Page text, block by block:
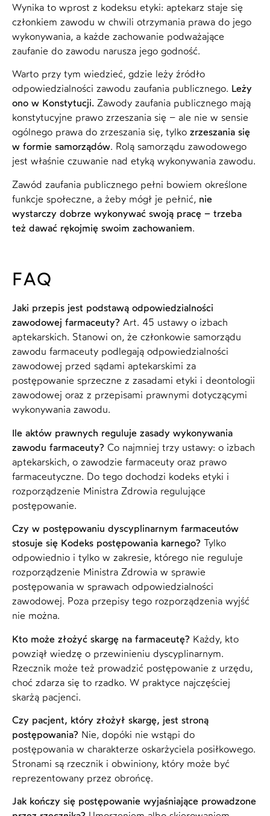
Wynika to wprost z kodeksu etyki: aptekarz staje się
członkiem zawodu w chwili otrzymania prawa do jego
wykonywania, a każde zachowanie podważające
zaufanie do zawodu narusza jego godność.
Warto przy tym wiedzieć, gdzie leży źródło
odpowiedzialności zawodu zaufania publicznego. Leży
ono w Konstytucji. Zawody zaufania publicznego mają
konstytucyjne prawo zrzeszania się – ale nie w sensie
ogólnego prawa do zrzeszania się, tylko zrzeszania się
w formie samorządów. Rolą samorządu zawodowego
jest właśnie czuwanie nad etyką wykonywania zawodu.
Zawód zaufania publicznego pełni bowiem określone
funkcje społeczne, a żeby mógł je pełnić, nie
wystarczy dobrze wykonywać swoją pracę – trzeba
też dawać rękojmię swoim zachowaniem.
FAQ
Jaki przepis jest podstawą odpowiedzialności
zawodowej farmaceuty? Art. 45 ustawy o izbach
aptekarskich. Stanowi on, że członkowie samorządu
zawodu farmaceuty podlegają odpowiedzialności
zawodowej przed sądami aptekarskimi za
postępowanie sprzeczne z zasadami etyki i deontologii
zawodowej oraz z przepisami prawnymi dotyczącymi
wykonywania zawodu.
Ile aktów prawnych reguluje zasady wykonywania
zawodu farmaceuty? Co najmniej trzy ustawy: o izbach
aptekarskich, o zawodzie farmaceuty oraz prawo
farmaceutyczne. Do tego dochodzi kodeks etyki i
rozporządzenie Ministra Zdrowia regulujące
postępowanie.
Czy w postępowaniu dyscyplinarnym farmaceutów
stosuje się Kodeks postępowania karnego? Tylko
odpowiednio i tylko w zakresie, którego nie reguluje
rozporządzenie Ministra Zdrowia w sprawie
postępowania w sprawach odpowiedzialności
zawodowej. Poza przepisy tego rozporządzenia wyjść
nie można.
Kto może złożyć skargę na farmaceutę? Każdy, kto
powziął wiedzę o przewinieniu dyscyplinarnym.
Rzecznik może też prowadzić postępowanie z urzędu,
choć zdarza się to rzadko. W praktyce najczęściej
skarżą pacjenci.
Czy pacjent, który złożył skargę, jest stroną
postępowania? Nie, dopóki nie wstąpi do
postępowania w charakterze oskarżyciela posiłkowego.
Stronami są rzecznik i obwiniony, który może być
reprezentowany przez obrońcę.
Jak kończy się postępowanie wyjaśniające prowadzone